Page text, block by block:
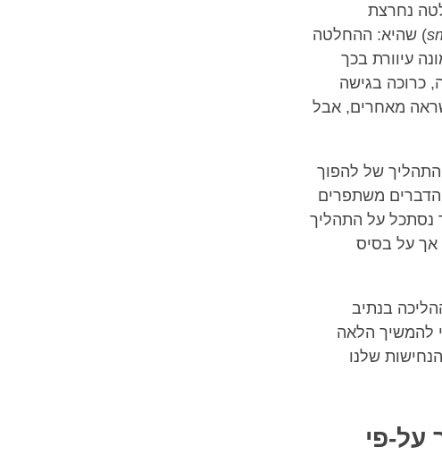
נחרצת
) שהיא: ההחלטה
עיוורת בכך
כרוכה בגישה
מאחרים, אבל
התהליך של להפוך
הדברים משתפרים
נסתכל על התהליך
אך על בסיס
בנתיב
להמשיך הלאה
שלנו
פי